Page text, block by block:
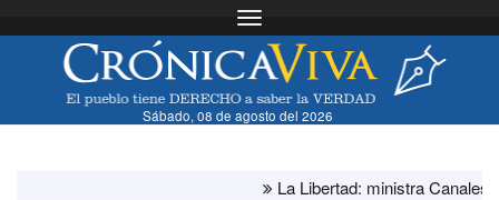
Toggle navigation
Sábado, 08 de agosto del 2026
La Libertad: ministra Canales